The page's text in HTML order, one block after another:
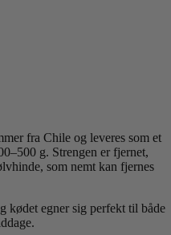
fra Chile og leveres som et
g. Strengen er fjernet,
som nemt kan fjernes
kødet egner sig perfekt til både